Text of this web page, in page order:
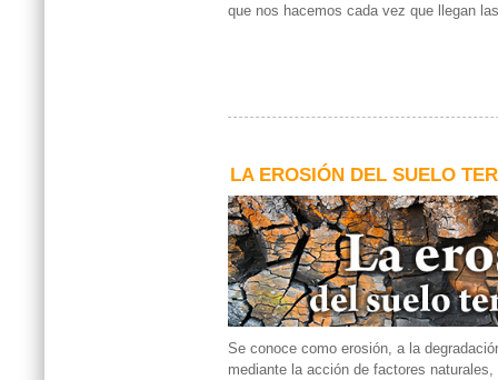
que nos hacemos cada vez que llegan
LA EROSIÓN DEL SUELO
Se conoce como erosión, a la
mediante la acción de factores